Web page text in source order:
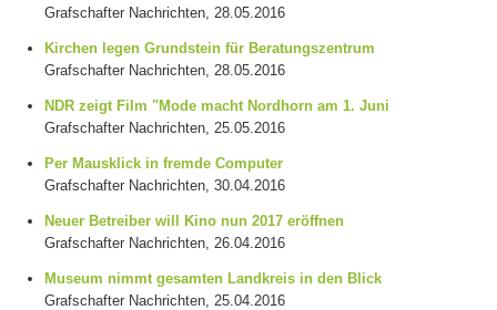
Grafschafter Nachrichten, 28.05.2016
Kirchen legen Grundstein für Beratungszentrum
Grafschafter Nachrichten, 28.05.2016
NDR zeigt Film "Mode macht Nordhorn am 1. Juni
Grafschafter Nachrichten, 25.05.2016
Per Mausklick in fremde Computer
Grafschafter Nachrichten, 30.04.2016
Neuer Betreiber will Kino nun 2017 eröffnen
Grafschafter Nachrichten, 26.04.2016
Museum nimmt gesamten Landkreis in den Blick
Grafschafter Nachrichten, 25.04.2016